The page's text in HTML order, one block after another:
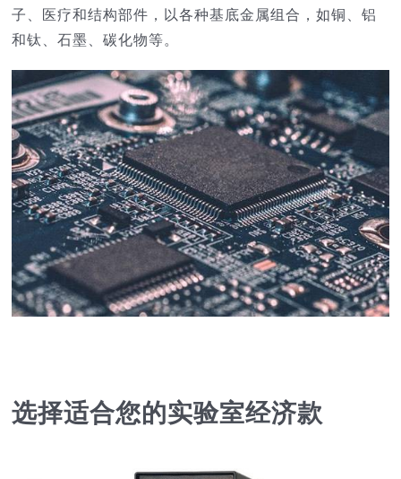
子、医疗和结构部件，以各种基底金属组合，如铜、铝
和钛、石墨、碳化物等。
选择适合您的实验室经济款